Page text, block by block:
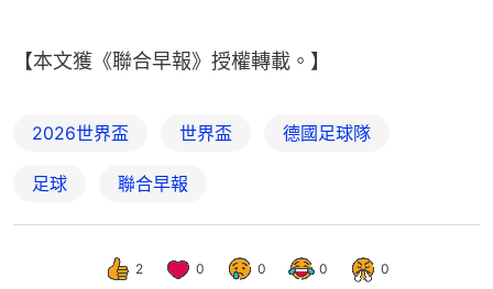
【本文獲《聯合早報》授權轉載。】
2026世界盃 世界盃 德國足球隊
足球 聯合早報
2 0 0 0 0